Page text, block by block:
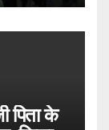
पिता के